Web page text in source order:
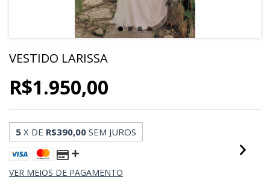
VESTIDO LARISSA
R$1.950,00
5 X DE R$390,00 SEM JUROS
VER MEIOS DE PAGAMENTO